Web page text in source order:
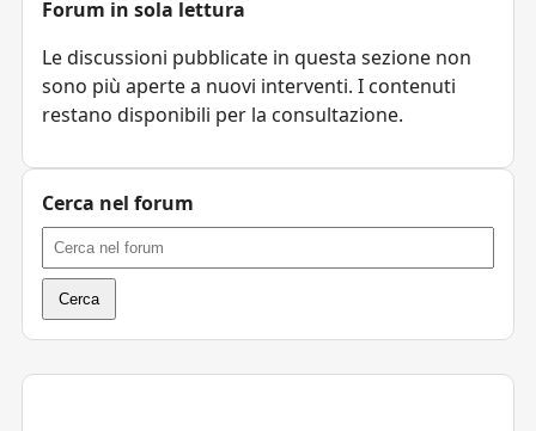
Forum in sola lettura
Le discussioni pubblicate in questa sezione non
sono più aperte a nuovi interventi. I contenuti
restano disponibili per la consultazione.
Cerca nel forum
Cerca